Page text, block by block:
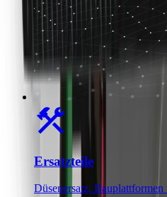
Ersatzteile
Düsenersatz, Bauplattformen